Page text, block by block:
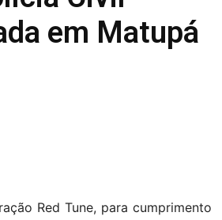
em Matupá
Red Tune, para cumprimento